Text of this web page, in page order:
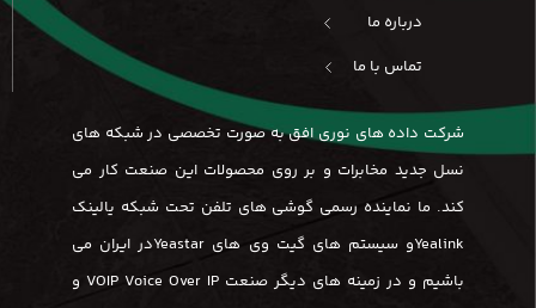
درباره ما
تماس با ما
شرکت داده های نوری افق به صورت تخصصی در شبکه های
نسل جدید مخابرات و بر روی محصولات این صنعت کار می
کند. ما نماینده رسمی گوشی های تلفن تحت شبکه یالینک
Yealinkو سیستم های گیت وی های Yeastarدر ایران می
باشیم و در زمینه های دیگر صنعت VOIP Voice Over IP و